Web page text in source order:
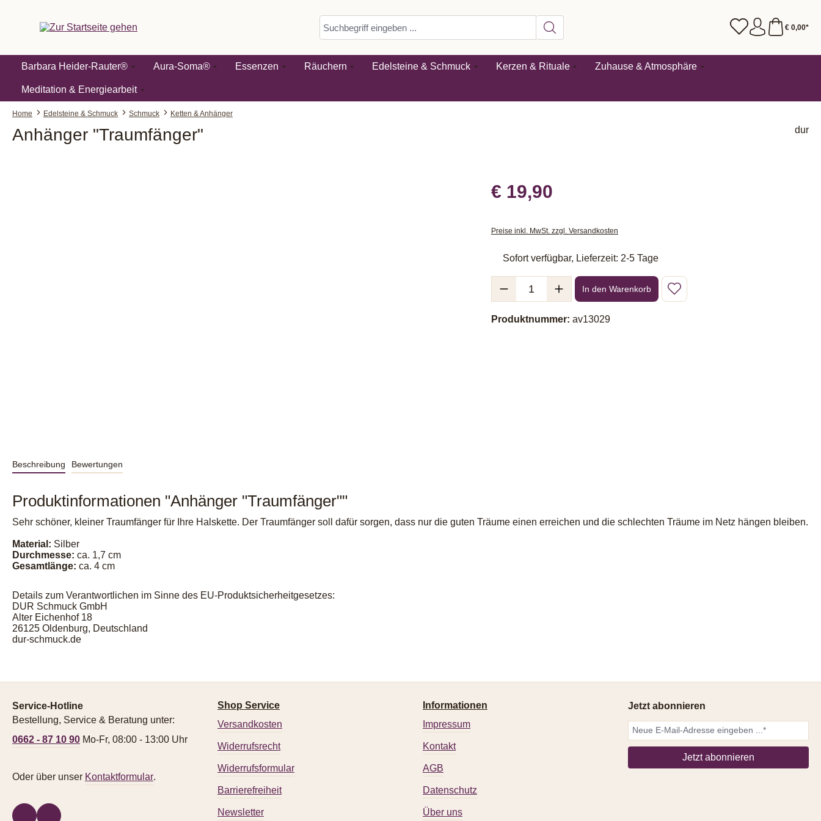
€ 0,00*
Barbara Heider-Rauter® Aura-Soma® Essenzen Räuchern Edelsteine & Schmuck Kerzen & Rituale Zuhause & Atmosphäre
Meditation & Energiearbeit
Home Edelsteine & Schmuck Schmuck Ketten & Anhänger
Anhänger "Traumfänger" dur
€ 19,90
Preise inkl. MwSt. zzgl. Versandkosten
Sofort verfügbar, Lieferzeit: 2-5 Tage
Produkt Anzahl: Gib den gewünschten Wert ein oder benutze die Schaltflächen
In den Warenkorb
Produktnummer: av13029
Beschreibung Bewertungen
Produktinformationen "Anhänger "Traumfänger""
Sehr schöner, kleiner Traumfänger für Ihre Halskette. Der Traumfänger soll dafür sorgen, dass nur die guten Träume einen erreichen und die schlechten Träume im Netz hängen bleiben.
Material: Silber
Durchmesse: ca. 1,7 cm
Gesamtlänge: ca. 4 cm
Details zum Verantwortlichen im Sinne des EU-Produktsicherheitgesetzes:
DUR Schmuck GmbH
Alter Eichenhof 18
26125 Oldenburg, Deutschland
dur-schmuck.de
Service-Hotline
Bestellung, Service & Beratung unter:
0662 - 87 10 90 Mo-Fr, 08:00 - 13:00 Uhr
Oder über unser Kontaktformular.
Shop Service
Versandkosten
Widerrufsrecht
Widerrufsformular
Barrierefreiheit
Newsletter
Informationen
Impressum
Kontakt
AGB
Datenschutz
Über uns
Jetzt abonnieren
Jetzt abonnieren